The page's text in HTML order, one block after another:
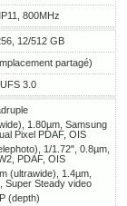
800MHz
12/512 GB
partagé)
3.0
1.80µm, Samsung
Pixel PDAF, OIS
1/1.72", 0.8µm,
PDAF, OIS
(ultrawide), 1.4µm,
Super Steady video
(depth)